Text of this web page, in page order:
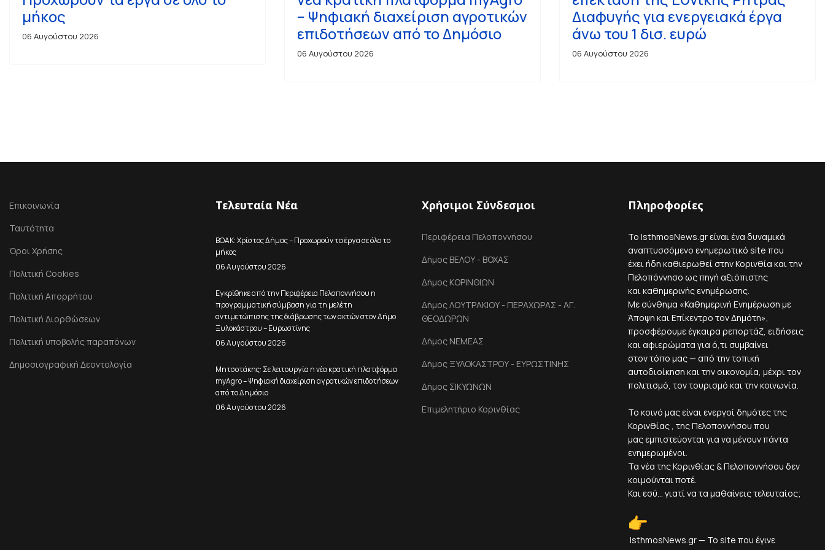
μήκος
06 Αυγούστου 2026
– Ψηφιακή διαχείριση αγροτικών
επιδοτήσεων από το Δημόσιο
06 Αυγούστου 2026
Διαφυγής για ενεργειακά έργα
άνω του 1 δισ. ευρώ
06 Αυγούστου 2026
Επικοινωνία
Ταυτότητα
Όροι Χρήσης
Πολιτική Cookies
Πολιτική Απορρήτου
Πολιτική Διορθώσεων
Πολιτική υποβολής παραπόνων
Δημοσιογραφική Δεοντολογία
Τελευταία Νέα
ΒΟΑΚ: Χρίστος Δήμας – Προχωρούν τα έργα σε όλο το
μήκος
06 Αυγούστου 2026
Εγκρίθηκε από την Περιφέρεια Πελοποννήσου η
προγραμματική σύμβαση για τη μελέτη
αντιμετώπισης της διάβρωσης των ακτών στον Δήμο
Ξυλοκάστρου – Ευρωστίνης
06 Αυγούστου 2026
Μητσοτάκης: Σε λειτουργία η νέα κρατική πλατφόρμα
myAgro – Ψηφιακή διαχείριση αγροτικών επιδοτήσεων
από το Δημόσιο
06 Αυγούστου 2026
Χρήσιμοι Σύνδεσμοι
Περιφέρεια Πελοποννήσου
Δήμος ΒΕΛΟΥ - ΒΟΧΑΣ
Δήμος ΚΟΡΙΝΘΙΩΝ
Δήμος ΛΟΥΤΡΑΚΙΟΥ - ΠΕΡΑΧΩΡΑΣ - ΑΓ.
ΘΕΟΔΩΡΩΝ
Δήμος ΝΕΜΕΑΣ
Δήμος ΞΥΛΟΚΑΣΤΡΟΥ - ΕΥΡΩΣΤΙΝΗΣ
Δήμος ΣΙΚΥΩΝΩΝ
Επιμελητήριο Κορινθίας
Πληροφορίες
Το IsthmosNews.gr είναι ένα δυναμικά
αναπτυσσόμενο ενημερωτικό site που
έχει ήδη καθιερωθεί στην Κορινθία και την
Πελοπόννησο ως πηγή αξιόπιστης
και καθημερινής ενημέρωσης.
Με σύνθημα «Καθημερινή Ενημέρωση με
Άποψη και Επίκεντρο τον Δημότη»,
προσφέρουμε έγκαιρα ρεπορτάζ, ειδήσεις
και αφιερώματα για ό,τι συμβαίνει
στον τόπο μας — από την τοπική
αυτοδιοίκηση και την οικονομία, μέχρι τον
πολιτισμό, τον τουρισμό και την κοινωνία.
Το κοινό μας είναι ενεργοί δημότες της
Κορινθίας , της Πελοποννήσου που
μας εμπιστεύονται για να μένουν πάντα
ενημερωμένοι.
Τα νέα της Κορινθίας & Πελοποννήσου δεν
κοιμούνται ποτέ.
Και εσύ... γιατί να τα μαθαίνεις τελευταίος;
IsthmosNews.gr — Το site που έγινε